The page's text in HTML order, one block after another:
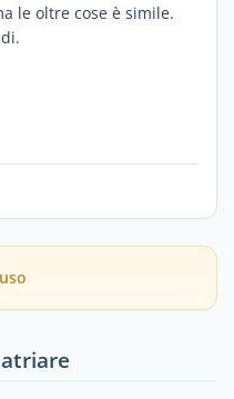
le oltre cose è simile.